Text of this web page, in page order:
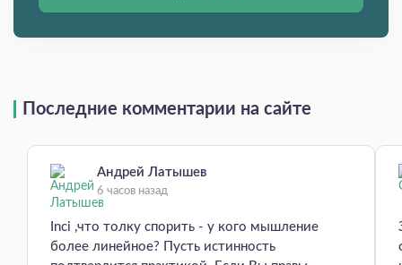
Последние комментарии на сайте
Андрей Латышев
6 часов назад
Inci ,что толку спорить - у кого мышление
более линейное? Пусть истинность